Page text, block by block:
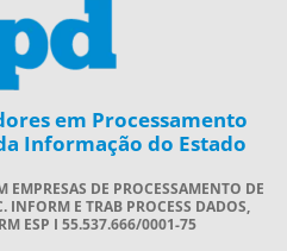
em Processamento
Informação do Estado
DE PROCESSAMENTO DE
INFORM E TRAB PROCESS DADOS,
ESP I 55.537.666/0001-75